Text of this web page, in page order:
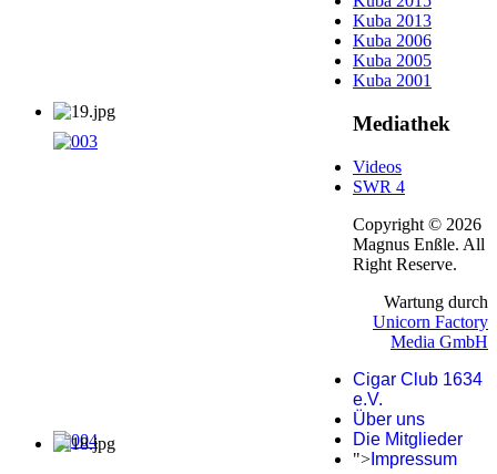
Kuba 2013
Kuba 2006
Kuba 2005
Kuba 2001
Mediathek
Videos
SWR 4
Copyright © 2026
Magnus Enßle. All
Right Reserve.
Wartung durch
Unicorn Factory
Media GmbH
Cigar Club 1634
e.V.
Über uns
Die Mitglieder
"> Impressum